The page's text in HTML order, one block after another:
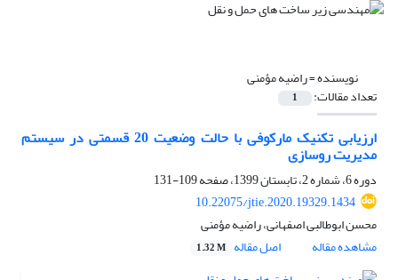
نویسنده =راضیه مؤمنی
تعداد مقالات: 1
ارزیابی تکنیک مارکوفی با حالت وضعیت 20 قسمتی در سیستم
مدیریت روسازی
دوره 6، شماره 2، تابستان 1399، صفحه
109-131
10.22075/jtie.2020.19329.1434
محسن ابوطالبی اصفهانی، راضیه مؤمنی
مشاهده مقاله
اصل مقاله 1.32 M